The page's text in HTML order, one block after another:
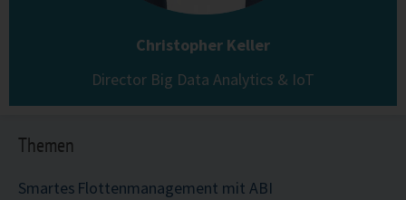
Christopher Keller
Director Big Data Analytics & IoT
Themen
Smartes Flottenmanagement mit ABI